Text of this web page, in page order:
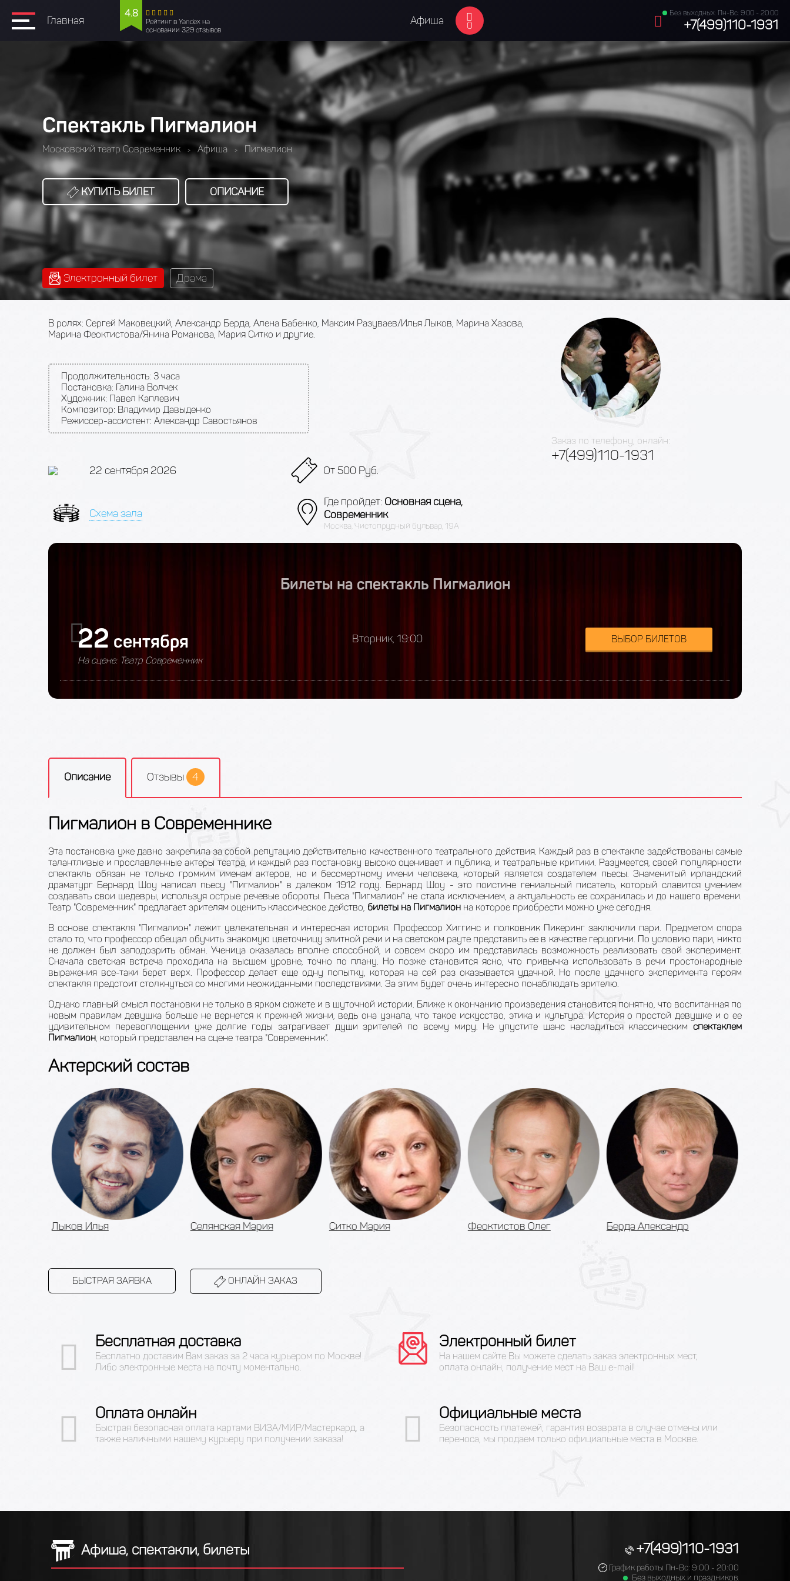
Главная
4.8
Рейтинг в Yandex на
основании 329 отзывов
Афиша 0
Без выходных: Пн-Вс: 9:00 - 20:00
+7(499)110-1931
Спектакль Пигмалион
Московский театр Современник > Афиша > Пигмалион
КУПИТЬ БИЛЕТ ОПИСАНИЕ
Электронный билет Драма
В ролях: Сергей Маковецкий, Александр Берда, Алена Бабенко, Максим Разуваев/Илья Лыков, Марина Хазова,
Марина Феоктистова/Янина Романова, Мария Ситко и другие.
Продолжительность: 3 часа
Постановка: Галина Волчек
Художник: Павел Каплевич
Композитор: Владимир Давыденко
Режиссер-ассистент: Александр Савостьянов
22 сентября 2026 От 500 Руб.
Схема зала
Где пройдет: Основная сцена,
Современник
Москва, Чистопрудный бульвар, 19А
Заказ по телефону, онлайн:
+7(499)110-1931
Билеты на спектакль Пигмалион
22 сентября Вторник, 19:00
ВЫБОР БИЛЕТОВ
На сцене: Театр Современник
Описание Отзывы 4
Пигмалион в Современнике
Эта постановка уже давно закрепила за собой репутацию действительно качественного театрального действия. Каждый раз в спектакле задействованы самые
талантливые и прославленные актеры театра, и каждый раз постановку высоко оценивает и публика, и театральные критики. Разумеется, своей популярности
спектакль обязан не только громким именам актеров, но и бессмертному имени человека, который является создателем пьесы. Знаменитый ирландский
драматург Бернард Шоу написал пьесу "Пигмалион" в далеком 1912 году. Бернард Шоу - это поистине гениальный писатель, который славится умением
создавать свои шедевры, используя острые речевые обороты. Пьеса "Пигмалион" не стала исключением, а актуальность ее сохранилась и до нашего времени.
Театр "Современник" предлагает зрителям оценить классическое действо, билеты на Пигмалион на которое приобрести можно уже сегодня.
В основе спектакля "Пигмалион" лежит увлекательная и интересная история. Профессор Хиггинс и полковник Пикеринг заключили пари. Предметом спора
стало то, что профессор обещал обучить знакомую цветочницу элитной речи и на светском рауте представить ее в качестве герцогини. По условию пари, никто
не должен был заподозрить обман. Ученица оказалась вполне способной, и совсем скоро им представилась возможность реализовать свой эксперимент.
Сначала светская встреча проходила на высшем уровне, точно по плану. Но позже становится ясно, что привычка использовать в речи простонародные
выражения все-таки берет верх. Профессор делает еще одну попытку, которая на сей раз оказывается удачной. Но после удачного эксперимента героям
спектакля предстоит столкнуться со многими неожиданными последствиями. За этим будет очень интересно понаблюдать зрителю.
Однако главный смысл постановки не только в ярком сюжете и в шуточной истории. Ближе к окончанию произведения становится понятно, что воспитанная по
новым правилам девушка больше не вернется к прежней жизни, ведь она узнала, что такое искусство, этика и культура. История о простой девушке и о ее
удивительном перевоплощении уже долгие годы затрагивает души зрителей по всему миру. Не упустите шанс насладиться классическим спектаклем
Пигмалион, который представлен на сцене театра "Современник".
Актерский состав
Лыков Илья Селянская Мария Ситко Мария Феоктистов Олег Берда Александр
БЫСТРАЯ ЗАЯВКА ОНЛАЙН ЗАКАЗ
Бесплатная доставка
Бесплатно доставим Вам заказ за 2 часа курьером по Москве!
Либо электронные места на почту моментально.
Электронный билет
На нашем сайте Вы можете сделать заказ электронных мест,
оплата онлайн, получение мест на Ваш e-mail!
Оплата онлайн
Быстрая безопасная оплата картами ВИЗА/МИР/Мастеркард, а
также наличными нашему курьеру при получении заказа!
Официальные места
Безопасность платежей, гарантия возврата в случае отмены или
переноса, мы продаем только официальные места в Москве.
Афиша, спектакли, билеты +7(499)110-1931
График работы Пн-Вс: 9:00 - 20:00
Без выходных и праздников.